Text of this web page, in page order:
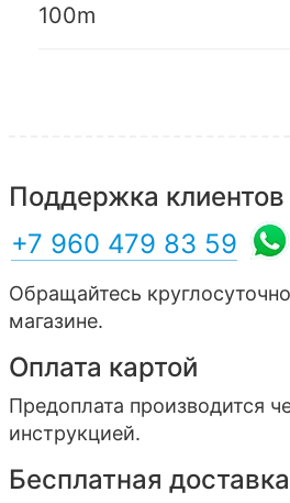
100m
Поддержка клиентов
+7 960 479 83 59
Обращайтесь
магазине.
Оплата картой
Предоплата производится
инструкцией.
Бесплатная